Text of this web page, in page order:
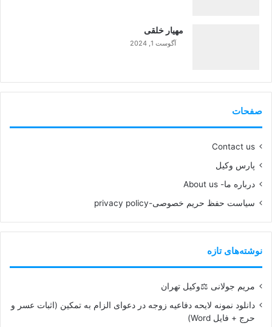
مهیار خلقی
آگوست 1, 2024
صفحات
Contact us
پارس وکیل
درباره ما- About us
سیاست حفظ حریم خصوصی-privacy policy
نوشته‌های تازه
مریم جولانی ⚖️وکیل تهران
دانلود نمونه لایحه دفاعیه زوجه در دعوای الزام به تمکین (اثبات عسر و
حرج + فایل Word)